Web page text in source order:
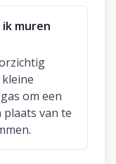
muren
om een
van te